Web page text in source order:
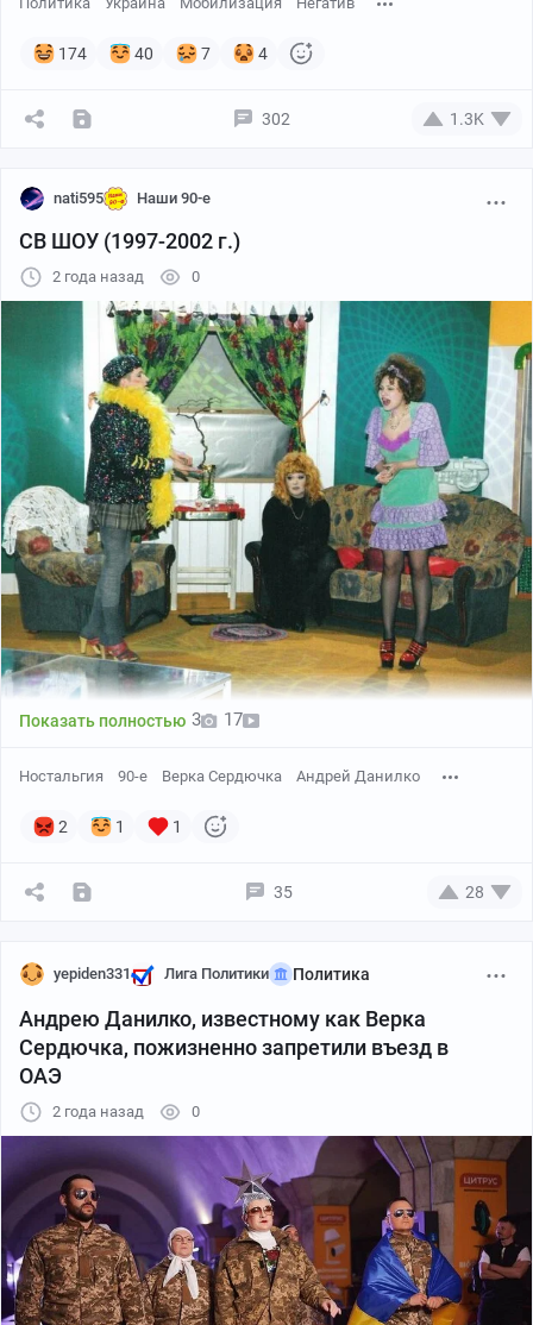
174 40 7 4
302 1.3K
nati595 Наши 90-е
СВ ШОУ (1997-2002 г.)
2 года назад 0
Показать полностью 3 17
Ностальгия 90-е Верка Сердючка Андрей Данилко
2 1 1
35 28
yepiden331 Лига Политики Политика
Андрею Данилко, известному как Верка
Сердючка, пожизненно запретили въезд в
ОАЭ
2 года назад 0